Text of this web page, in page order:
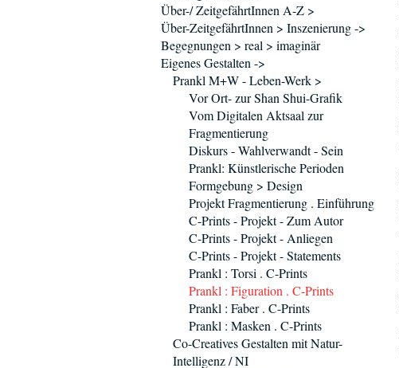
Über-/ ZeitgefährtInnen A-Z >
Über-ZeitgefährtInnen > Inszenierung ->
Begegnungen > real > imaginär
Eigenes Gestalten ->
Prankl M+W - Leben-Werk >
Vor Ort- zur Shan Shui-Grafik
Vom Digitalen Aktsaal zur
Fragmentierung
Diskurs - Wahlverwandt - Sein
Prankl: Künstlerische Perioden
Formgebung > Design
Projekt Fragmentierung . Einführung
C-Prints - Projekt - Zum Autor
C-Prints - Projekt - Anliegen
C-Prints - Projekt - Statements
Prankl : Torsi . C-Prints
Prankl : Figuration . C-Prints
Prankl : Faber . C-Prints
Prankl : Masken . C-Prints
Co-Creatives Gestalten mit Natur-
Intelligenz / NI